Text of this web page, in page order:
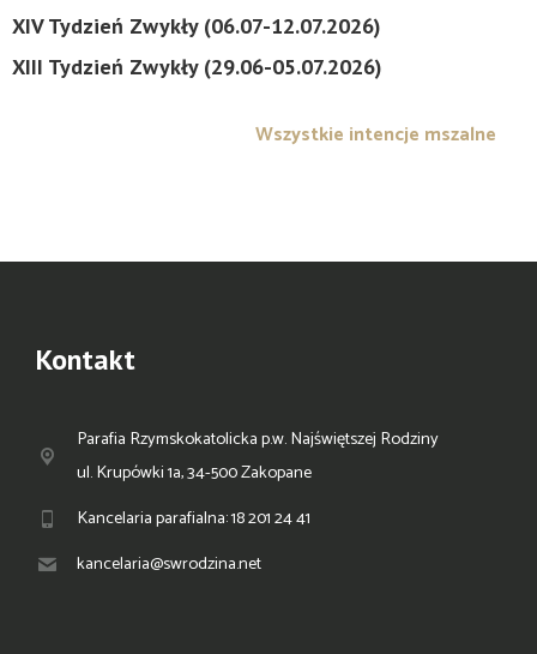
XIV Tydzień Zwykły (06.07-12.07.2026)
XIII Tydzień Zwykły (29.06-05.07.2026)
Wszystkie intencje mszalne
Kontakt
Parafia Rzymskokatolicka p.w. Najświętszej Rodziny
ul. Krupówki 1a, 34-500 Zakopane
Kancelaria parafialna: 18 201 24 41
kancelaria@swrodzina.net